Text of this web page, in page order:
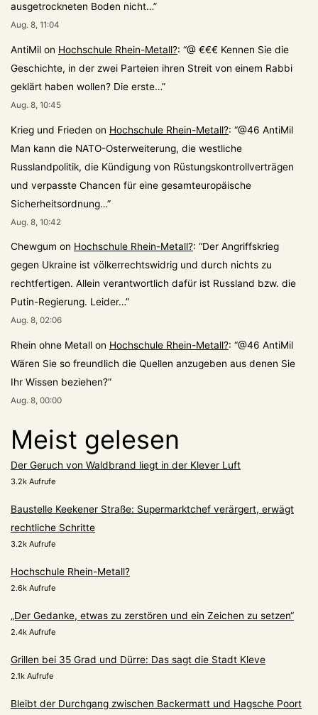
ausgetrockneten Boden nicht…”
Aug. 8, 11:04
AntiMil on Hochschule Rhein-Metall?: “@ €€€ Kennen Sie die
Geschichte, in der zwei Parteien ihren Streit von einem Rabbi
geklärt haben wollen? Die erste…”
Aug. 8, 10:45
Krieg und Frieden on Hochschule Rhein-Metall?: “@46 AntiMil
Man kann die NATO-Osterweiterung, die westliche
Russlandpolitik, die Kündigung von Rüstungskontrollverträgen
und verpasste Chancen für eine gesamteuropäische
Sicherheitsordnung…”
Aug. 8, 10:42
Chewgum on Hochschule Rhein-Metall?: “Der Angriffskrieg
gegen Ukraine ist völkerrechtswidrig und durch nichts zu
rechtfertigen. Allein verantwortlich dafür ist Russland bzw. die
Putin-Regierung. Leider…”
Aug. 8, 02:06
Rhein ohne Metall on Hochschule Rhein-Metall?: “@46 AntiMil
Wären Sie so freundlich die Quellen anzugeben aus denen Sie
Ihr Wissen beziehen?”
Aug. 8, 00:00
Meist gelesen
Der Geruch von Waldbrand liegt in der Klever Luft
3.2k Aufrufe
Baustelle Keekener Straße: Supermarktchef verärgert, erwägt
rechtliche Schritte
3.2k Aufrufe
Hochschule Rhein-Metall?
2.6k Aufrufe
„Der Gedanke, etwas zu zerstören und ein Zeichen zu setzen“
2.4k Aufrufe
Grillen bei 35 Grad und Dürre: Das sagt die Stadt Kleve
2.1k Aufrufe
Bleibt der Durchgang zwischen Backermatt und Hagsche Poort